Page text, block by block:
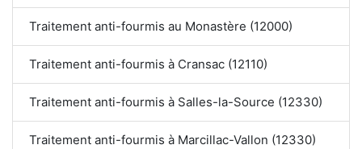
Traitement anti-fourmis au Monastère (12000)
Traitement anti-fourmis à Cransac (12110)
Traitement anti-fourmis à Salles-la-Source (12330)
Traitement anti-fourmis à Marcillac-Vallon (12330)